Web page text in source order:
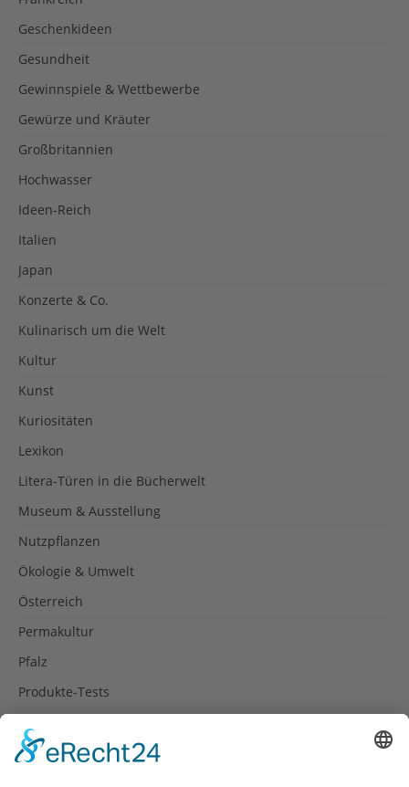
Geschenkideen
Gesundheit
Gewinnspiele & Wettbewerbe
Gewürze und Kräuter
Großbritannien
Hochwasser
Ideen-Reich
Italien
Japan
Konzerte & Co.
Kulinarisch um die Welt
Kultur
Kunst
Kuriositäten
Lexikon
Litera-Türen in die Bücherwelt
Museum & Ausstellung
Nutzpflanzen
Ökologie & Umwelt
Österreich
Permakultur
Pfalz
Produkte-Tests
Rezepte